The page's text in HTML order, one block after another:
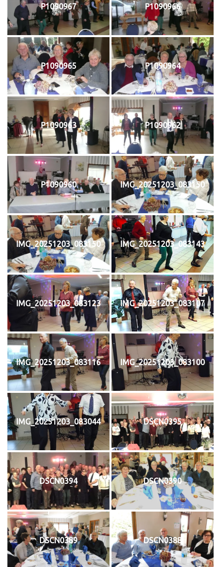
P1090967 P1090966
P1090965 P1090964
P1090963 P1090962
P1090960 IMG_20251203_083150
IMG_20251203_083150 IMG_20251203_083143
IMG_20251203_083123 IMG_20251203_083107
IMG_20251203_083116 IMG_20251203_083100
IMG_20251203_083044 DSCN0395
DSCN0394 DSCN0390
DSCN0389 DSCN0388